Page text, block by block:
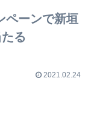
ペーンで新垣
る
2021.02.24